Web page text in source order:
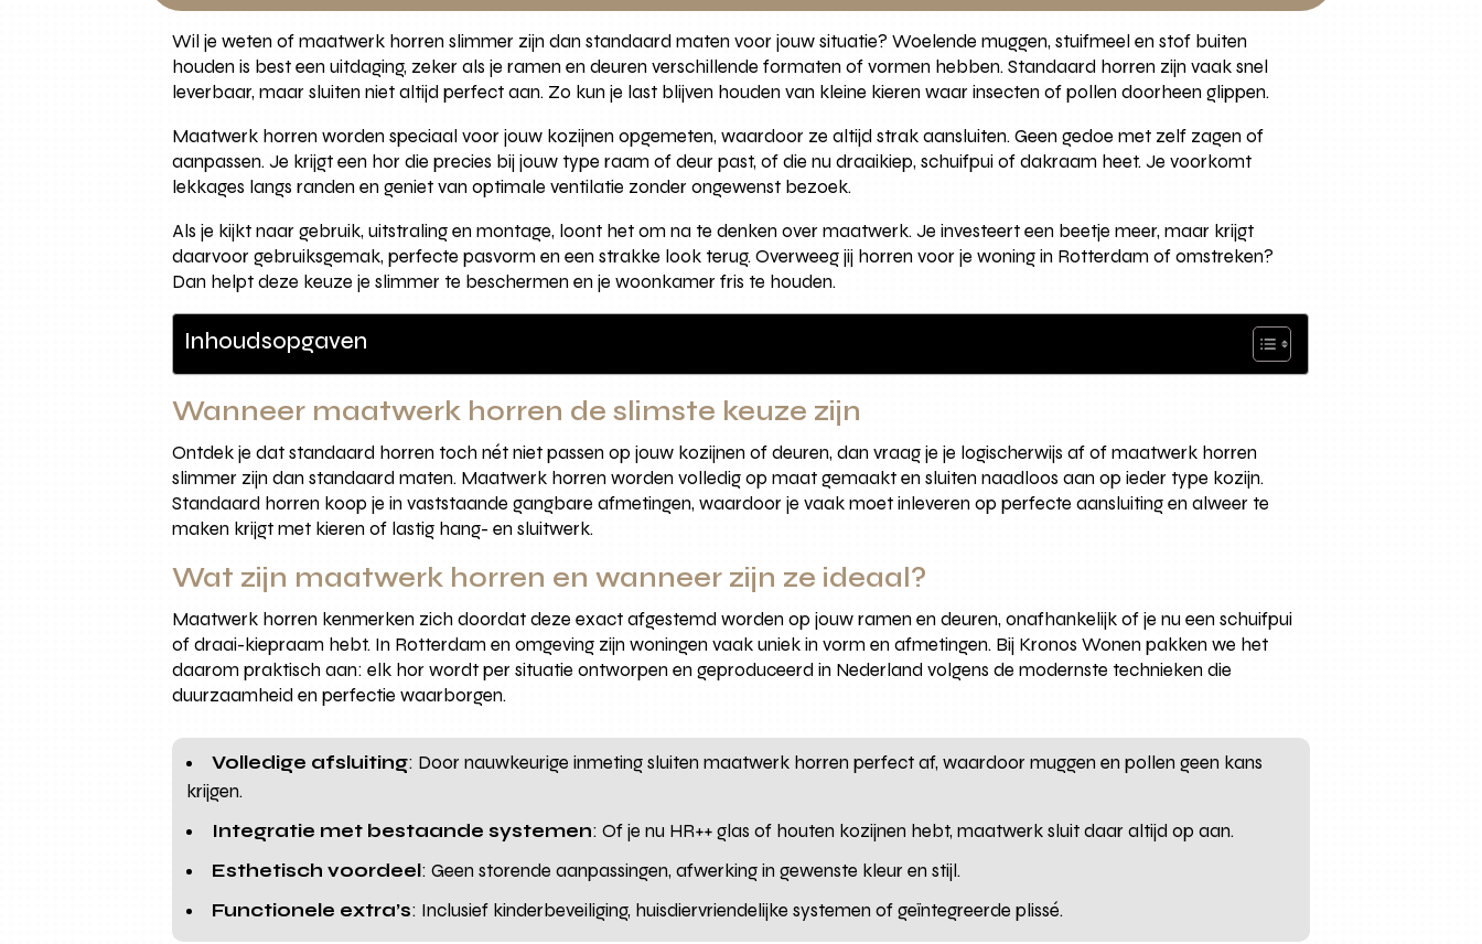
Wil je weten of maatwerk horren slimmer zijn dan standaard maten voor jouw situatie? Woelende muggen, stuifmeel en stof buiten
houden is best een uitdaging, zeker als je ramen en deuren verschillende formaten of vormen hebben. Standaard horren zijn vaak snel
leverbaar, maar sluiten niet altijd perfect aan. Zo kun je last blijven houden van kleine kieren waar insecten of pollen doorheen glippen.
Maatwerk horren worden speciaal voor jouw kozijnen opgemeten, waardoor ze altijd strak aansluiten. Geen gedoe met zelf zagen of
aanpassen. Je krijgt een hor die precies bij jouw type raam of deur past, of die nu draaikiep, schuifpui of dakraam heet. Je voorkomt
lekkages langs randen en geniet van optimale ventilatie zonder ongewenst bezoek.
Als je kijkt naar gebruik, uitstraling en montage, loont het om na te denken over maatwerk. Je investeert een beetje meer, maar krijgt
daarvoor gebruiksgemak, perfecte pasvorm en een strakke look terug. Overweeg jij horren voor je woning in Rotterdam of omstreken?
Dan helpt deze keuze je slimmer te beschermen en je woonkamer fris te houden.
Inhoudsopgaven
Wanneer maatwerk horren de slimste keuze zijn
Ontdek je dat standaard horren toch nét niet passen op jouw kozijnen of deuren, dan vraag je je logischerwijs af of maatwerk horren
slimmer zijn dan standaard maten. Maatwerk horren worden volledig op maat gemaakt en sluiten naadloos aan op ieder type kozijn.
Standaard horren koop je in vaststaande gangbare afmetingen, waardoor je vaak moet inleveren op perfecte aansluiting en alweer te
maken krijgt met kieren of lastig hang- en sluitwerk.
Wat zijn maatwerk horren en wanneer zijn ze ideaal?
Maatwerk horren kenmerken zich doordat deze exact afgestemd worden op jouw ramen en deuren, onafhankelijk of je nu een schuifpui
of draai-kiepraam hebt. In Rotterdam en omgeving zijn woningen vaak uniek in vorm en afmetingen. Bij Kronos Wonen pakken we het
daarom praktisch aan: elk hor wordt per situatie ontworpen en geproduceerd in Nederland volgens de modernste technieken die
duurzaamheid en perfectie waarborgen.
Volledige afsluiting: Door nauwkeurige inmeting sluiten maatwerk horren perfect af, waardoor muggen en pollen geen kans
krijgen.
Integratie met bestaande systemen: Of je nu HR++ glas of houten kozijnen hebt, maatwerk sluit daar altijd op aan.
Esthetisch voordeel: Geen storende aanpassingen, afwerking in gewenste kleur en stijl.
Functionele extra’s: Inclusief kinderbeveiliging, huisdiervriendelijke systemen of geïntegreerde plissé.